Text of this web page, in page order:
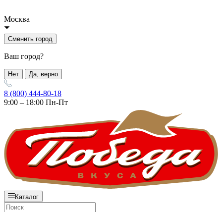
Москва
Сменить город
Ваш город?
Нет Да, верно
8 (800) 444-80-18
9:00 – 18:00 Пн-Пт
Каталог